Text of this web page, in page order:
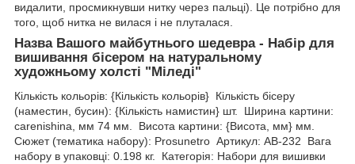
видалити, просмикнувши нитку через пальці). Це потрібно для
того, щоб нитка не вилася і не плуталася.
Назва Вашого майбутнього шедевра - Набір для
вишивання бісером на натуральному
художньому холсті "Міледі"
Кількість кольорів: {Кількість кольорів} Кількість бісеру
(наместин, бусин): {Кількість намистин} шт. Ширина картини:
carenishina, мм 74 мм. Висота картини: {Висота, мм} мм.
Сюжет (тематика набору): Prosunetro Артикул: AB-232 Вага
набору в упаковці: 0.198 кг. Категорія: Набори для вишивки